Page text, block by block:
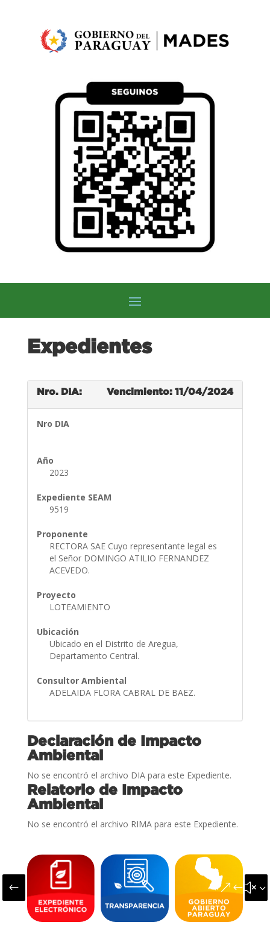
Expedientes
Nro. DIA: Vencimiento: 11/04/2024
Nro DIA
Año
2023
Expediente SEAM
9519
Proponente
RECTORA SAE Cuyo representante legal es
el Señor DOMINGO ATILIO FERNANDEZ
ACEVEDO.
Proyecto
LOTEAMIENTO
Ubicación
Ubicado en el Distrito de Aregua,
Departamento Central.
Consultor Ambiental
ADELAIDA FLORA CABRAL DE BAEZ.
Declaración de Impacto
Ambiental
No se encontró el archivo DIA para este Expediente.
Relatorio de Impacto
Ambiental
No se encontró el archivo RIMA para este Expediente.
#